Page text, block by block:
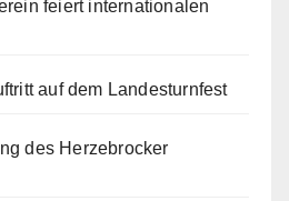
feiert internationalen
auf dem Landesturnfest
des Herzebrocker